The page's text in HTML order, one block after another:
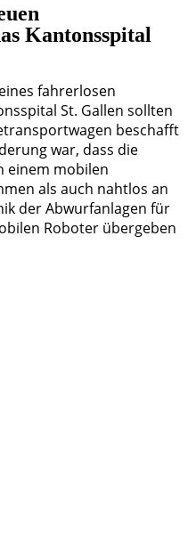
Kantonsspital
fahrerlosen
St. Gallen sollten
beschafft
war, dass die
einem mobilen
als auch nahtlos an
der Abwurfanlagen für
Roboter übergeben